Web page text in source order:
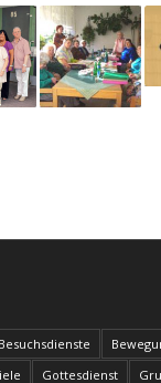
Besuchsdienste
Gottesdienst